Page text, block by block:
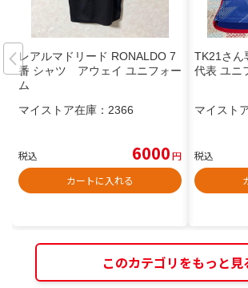
レアルマドリード RONALDO 7
番 シャツ アウェイ ユニフォー
ム
マイストア在庫： 2366
税込 6000円
カートに入れる
TK21さん
代表 ユニ
マイスト
税込
このカテゴリをもっと見